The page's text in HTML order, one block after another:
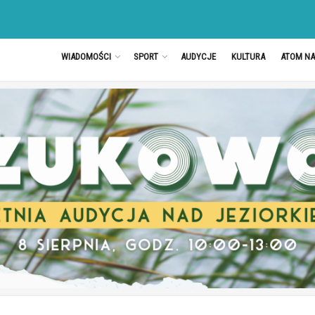
WIADOMOŚCI SPORT AUDYCJE KULTURA ATOM